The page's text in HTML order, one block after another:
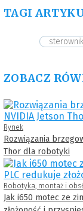
TAGI
ZOBACZ
Rynek
Rozwiązania
Thor dla robotyki
Robotyka, montaż i
Jak i650 motec ze